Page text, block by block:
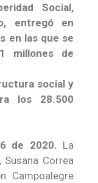
Social,
entregó en
en las que se
millones de
social y
los 28.500
de 2020. La
Correa
Campoalegre